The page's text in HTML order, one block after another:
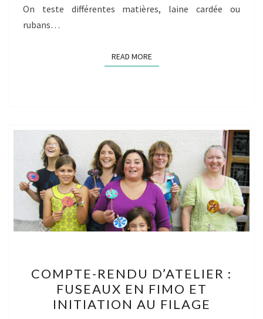
On teste différentes matières, laine cardée ou
rubans…
READ MOREREAD MORE
RENDU
D’ATELIER
COMPTE-RENDU D’ATELIER :
FUSEAUX EN FIMO ET
INITIATION AU FILAGE